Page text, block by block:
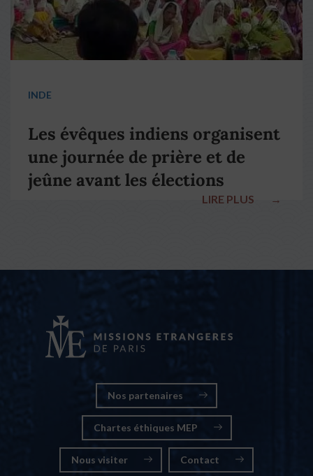
INDE
Les évêques indiens organisent
une journée de prière et de
jeûne avant les élections
LIRE PLUS →
Nos partenaires
Chartes éthiques MEP
Nous visiter Contact